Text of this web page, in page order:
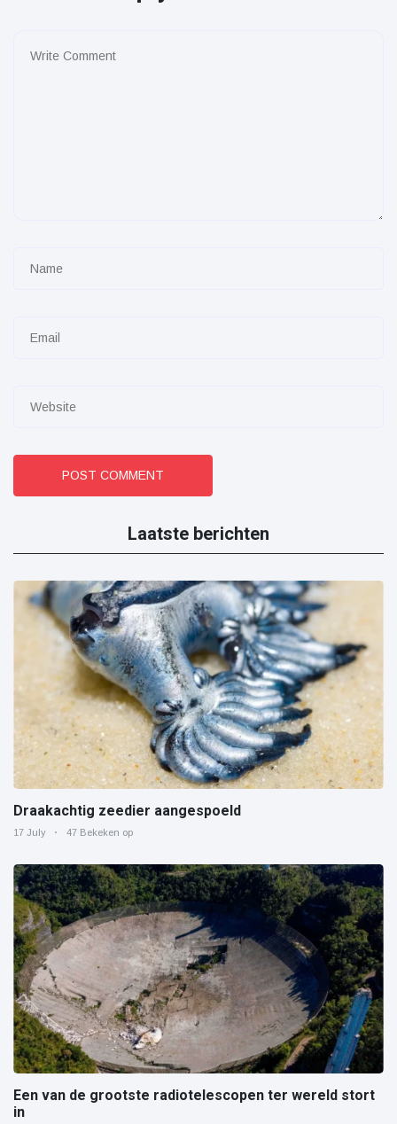
POST COMMENT
Laatste berichten
Draakachtig zeedier aangespoeld
17 July 47 Bekeken op
Een van de grootste radiotelescopen ter wereld stort
in